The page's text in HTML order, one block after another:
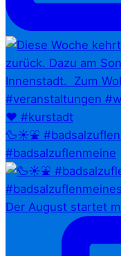
🦆☀️⛲
#badsalzuflenmeine
Der August startet